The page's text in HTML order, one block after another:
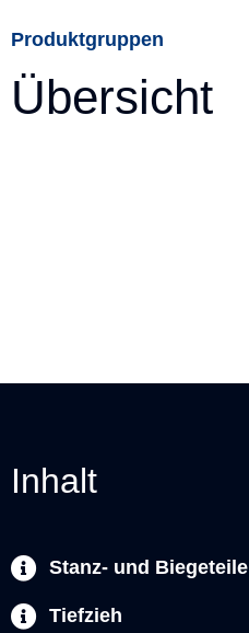
Produktgruppen
Übersicht
Inhalt
Stanz- und Biegeteile
Tiefzieh